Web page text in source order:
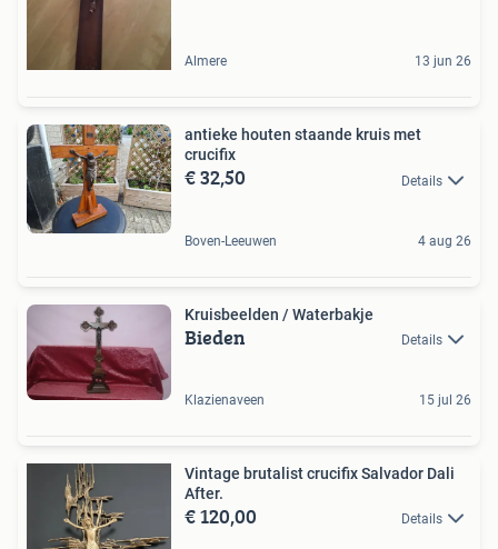
Almere 13 jun 26
antieke houten staande kruis met
crucifix
€ 32,50 Details
Boven-Leeuwen 4 aug 26
Kruisbeelden / Waterbakje
Bieden Details
Klazienaveen 15 jul 26
Vintage brutalist crucifix Salvador Dali
After.
€ 120,00 Details